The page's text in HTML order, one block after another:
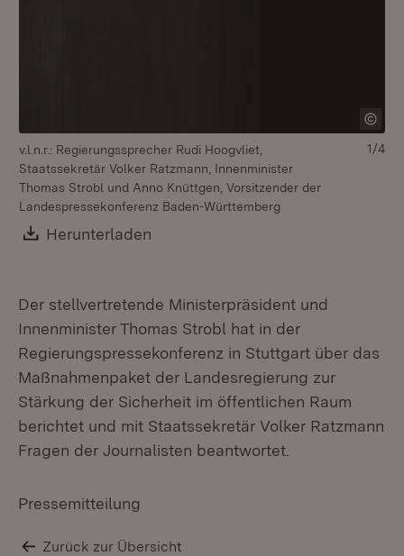
v.l.n.r.: Regierungssprecher Rudi Hoogvliet,
Staatssekretär Volker Ratzmann, Innenminister
Thomas Strobl und Anno Knüttgen, Vorsitzender der
Landespressekonferenz Baden-Württemberg
Download:
Herunterladen
1/4
Der stellvertretende Ministerpräsident und
Innenminister Thomas Strobl hat in der
Regierungspressekonferenz in Stuttgart über das
Maßnahmenpaket der Landesregierung zur
Stärkung der Sicherheit im öffentlichen Raum
berichtet und mit Staatssekretär Volker Ratzmann
Fragen der Journalisten beantwortet.
Pressemitteilung
Zurück zur Übersicht